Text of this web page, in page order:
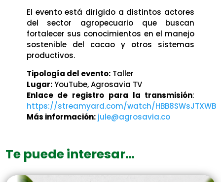
El evento está dirigido a distintos actores
del sector agropecuario que buscan
fortalecer sus conocimientos en el manejo
sostenible del cacao y otros sistemas
productivos.
Tipología del evento:Taller
Lugar:YouTube, Agrosavia TV
Enlace de registro para la transmisión:
https://streamyard.com/watch/HBB8SWsJTXWB
Más información: jule@agrosavia.co
Te puede interesar…